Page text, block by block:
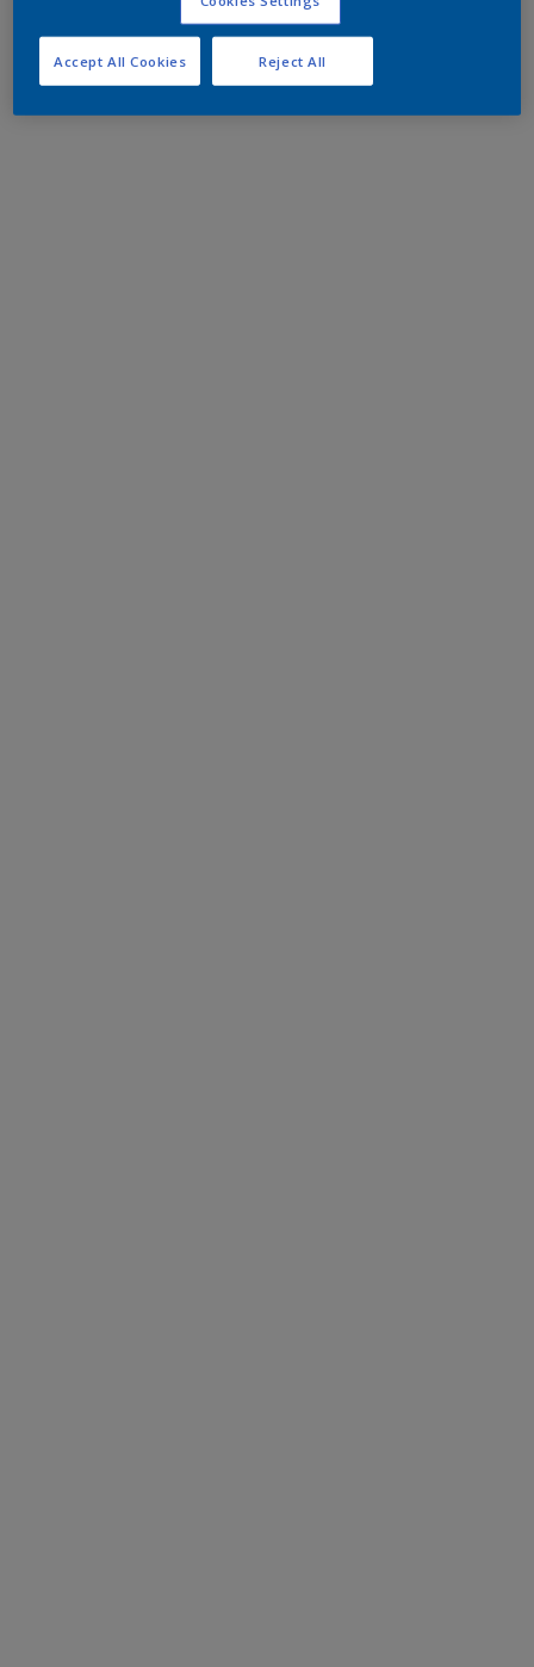
Reject All
Accept All Cookies